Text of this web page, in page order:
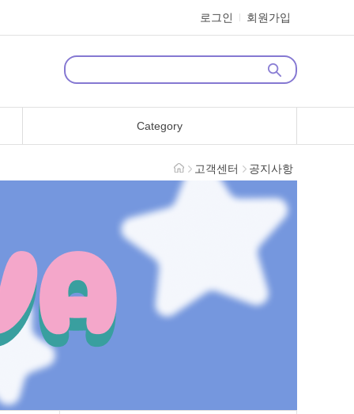
로그인 회원가입
Category
고객센터 공지사항